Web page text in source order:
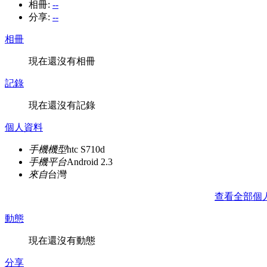
相冊: --
分享: --
相冊
現在還沒有相冊
記錄
現在還沒有記錄
個人資料
手機機型htc S710d
手機平台Android 2.3
來自台灣
查看全部個
動態
現在還沒有動態
分享